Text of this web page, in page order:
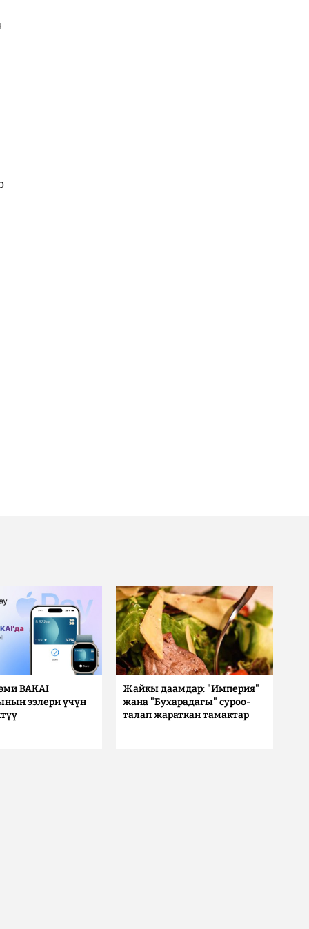
BAKAI
ээлери үчүн
Жайкы даамдар: "Империя"
жана "Бухарадагы" суроо-
талап жараткан тамактар